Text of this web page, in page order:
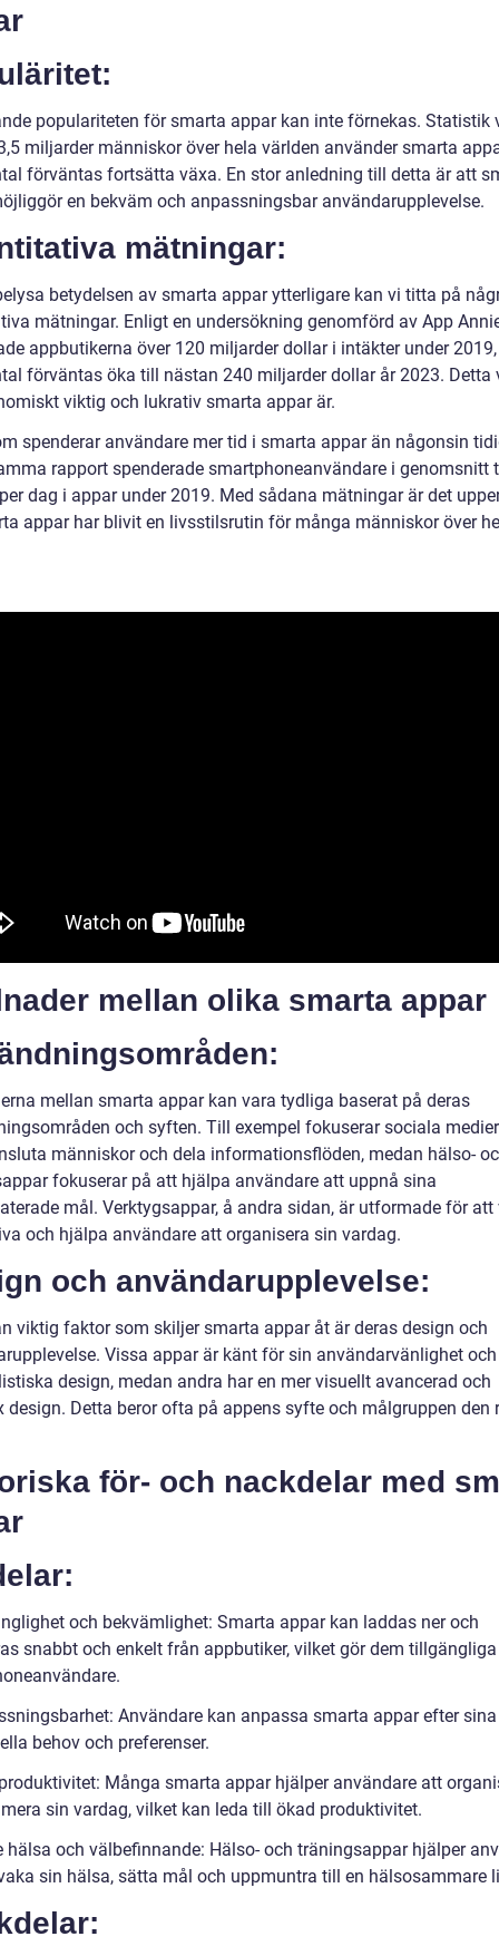
populariteten för smarta appar kan inte förnekas. Statistik
miljarder människor över hela världen använder smarta
förväntas fortsätta växa. En stor anledning till detta är att
en bekväm och anpassningsbar användarupplevelse.
mätningar:
betydelsen av smarta appar ytterligare kan vi titta på
mätningar. Enligt en undersökning genomförd av App
appbutikerna över 120 miljarder dollar i intäkter under
förväntas öka till nästan 240 miljarder dollar år 2023. Detta
viktig och lukrativ smarta appar är.
spenderar användare mer tid i smarta appar än någonsin
rapport spenderade smartphoneanvändare i genomsnitt
dag i appar under 2019. Med sådana mätningar är det
appar har blivit en livsstilsrutin för många människor över
mellan olika smarta appar
mellan smarta appar kan vara tydliga baserat på deras
och syften. Till exempel fokuserar sociala
människor och dela informationsflöden, medan hälso-
fokuserar på att hjälpa användare att uppnå sina
mål. Verktygsappar, å andra sidan, är utformade för att
och hjälpa användare att organisera sin vardag.
och användarupplevelse:
viktig faktor som skiljer smarta appar åt är deras design och
Vissa appar är känt för sin användarvänlighet och
design, medan andra har en mer visuellt avancerad och
design. Detta beror ofta på appens syfte och målgruppen den
för- och nackdelar med
och bekvämlighet: Smarta appar kan laddas ner och
snabbt och enkelt från appbutiker, vilket gör dem
Användare kan anpassa smarta appar efter sina
behov och preferenser.
Många smarta appar hjälper användare att
sin vardag, vilket kan leda till ökad produktivitet.
hälsa och välbefinnande: Hälso- och träningsappar hjälper
sin hälsa, sätta mål och uppmuntra till en hälsosammare